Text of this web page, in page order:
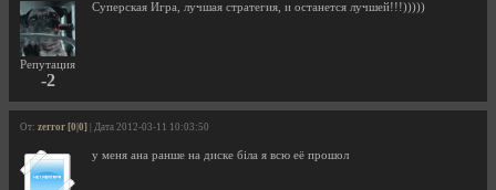
Репутация
-2
Суперская Игра, лучшая стратегия, и останется лучшей!!!)))))
От: zerror [0|0] | Дата 2012-03-11 10:03:50
у меня ана ранше на диске біла я всю её прошол